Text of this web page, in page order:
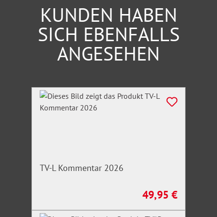
KUNDEN HABEN
SICH EBENFALLS
ANGESEHEN
Produktgalerie überspringen
TV-L Kommentar 2026
Regulärer Preis:
49,95 €